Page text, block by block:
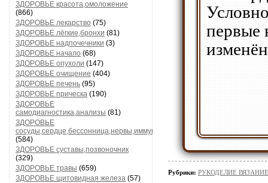
ЗДОРОВЬЕ красота,омоложение
(866)
ЗДОРОВЬЕ лекарство (75)
ЗДОРОВЬЕ лёгкие,бронхи (81)
ЗДОРОВЬЕ надпочечники (3)
ЗДОРОВЬЕ начало (68)
ЗДОРОВЬЕ опухоли (147)
ЗДОРОВЬЕ очищение (404)
ЗДОРОВЬЕ печень (95)
ЗДОРОВЬЕ прическа (190)
ЗДОРОВЬЕ
самодиагностика,анализы (81)
ЗДОРОВЬЕ
сосуды,сердце,бессонница,нервы,иммунитет
(584)
ЗДОРОВЬЕ суставы,позвоночник
(329)
ЗДОРОВЬЕ травы (659)
ЗДОРОВЬЕ щитовидная железа (57)
первые
Рубрики: РУКОДЕЛИЕ